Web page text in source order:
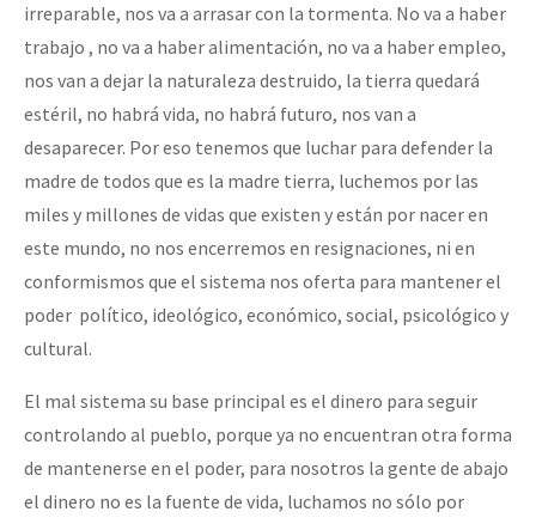
irreparable, nos va a arrasar con la tormenta. No va a haber
trabajo , no va a haber alimentación, no va a haber empleo,
nos van a dejar la naturaleza destruido, la tierra quedará
estéril, no habrá vida, no habrá futuro, nos van a
desaparecer. Por eso tenemos que luchar para defender la
madre de todos que es la madre tierra, luchemos por las
miles y millones de vidas que existen y están por nacer en
este mundo, no nos encerremos en resignaciones, ni en
conformismos que el sistema nos oferta para mantener el
poder político, ideológico, económico, social, psicológico y
cultural.
El mal sistema su base principal es el dinero para seguir
controlando al pueblo, porque ya no encuentran otra forma
de mantenerse en el poder, para nosotros la gente de abajo
el dinero no es la fuente de vida, luchamos no sólo por